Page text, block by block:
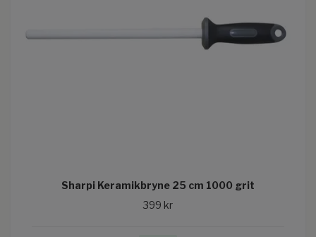
Sharpi Keramikbryne 25 cm 1000 grit
399 kr